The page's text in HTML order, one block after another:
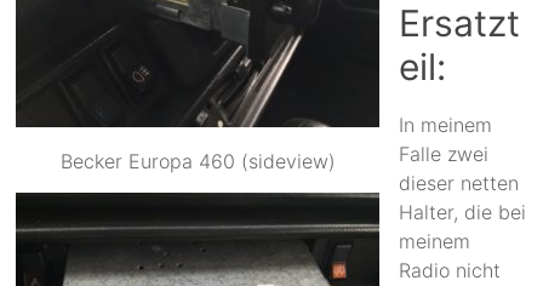
Becker Europa 460 (sideview)
Ersatzt
eil:
In meinem
Falle zwei
dieser netten
Halter, die bei
meinem
Radio nicht